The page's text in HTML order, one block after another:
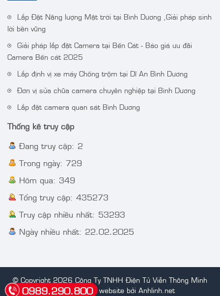
0989.290.800
Lắp Đặt Năng lượng Mặt trời tại Bình Dương ,Giải pháp sinh
lời bền vững
Giải pháp lắp đặt Camera tại Bến Cát - Báo giá ưu đãi
Camera Bến cát 2025
Lắp định vị xe máy Chống trộm tại Dĩ An Bình Dương
Đơn vị sửa chữa camera chuyên nghiệp tại Bình Dương
Lắp đặt camera quan sát Bình Dương
Thống kê truy cập
Đang truy cập: 2
Trong ngày: 729
Hôm qua: 349
Tổng truy cập: 435273
Truy cập nhiều nhất: 53293
Ngày nhiều nhất: 22.02.2025
© Copyright 2026 Công Ty TNHH Điện Tử Viễn Thông Minh
Hoàng. Thiết kế website bởi Anhlinh.net